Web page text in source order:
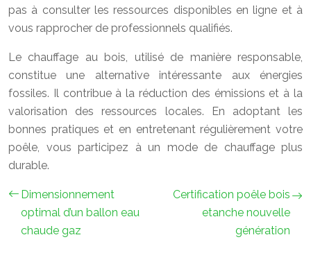
pas à consulter les ressources disponibles en ligne et à
vous rapprocher de professionnels qualifiés.
Le chauffage au bois, utilisé de manière responsable,
constitue une alternative intéressante aux énergies
fossiles. Il contribue à la réduction des émissions et à la
valorisation des ressources locales. En adoptant les
bonnes pratiques et en entretenant régulièrement votre
poêle, vous participez à un mode de chauffage plus
durable.
Dimensionnement
optimal d’un ballon eau
chaude gaz
Certification poêle bois
etanche nouvelle
génération